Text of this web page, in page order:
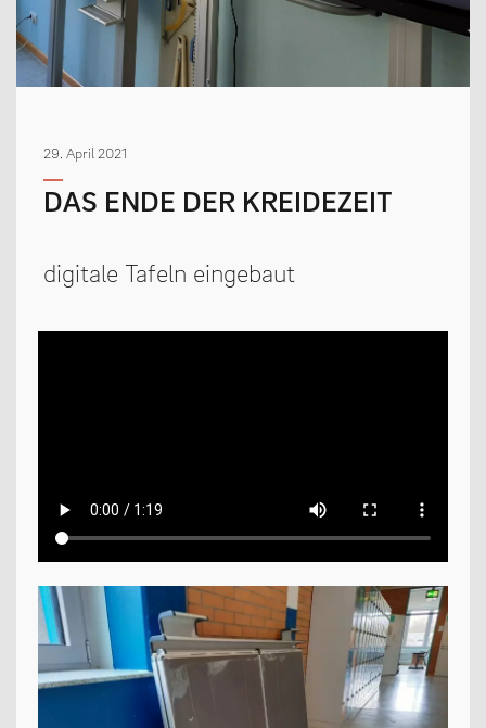
MENSCHEN
Kollegium
Vertretung der Schülerschaft
Erziehungsberechtigte & Förderverein
13plus Nachmittagsangebot
Austausche und Fahrten
Europa
Berufliche Orientierung
Beratung
Menschen und Werke des Monats
29. April 2021
DAS ENDE DER KREIDEZEIT
digitale Tafeln eingebaut